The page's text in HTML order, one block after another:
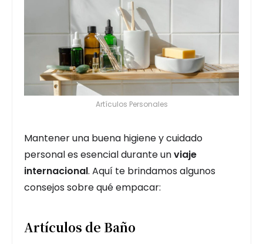
Artículos Personales
Mantener una buena higiene y cuidado
personal es esencial durante unviaje
internacional. Aquí te brindamos algunos
consejos sobre qué empacar:
Artículos de Baño